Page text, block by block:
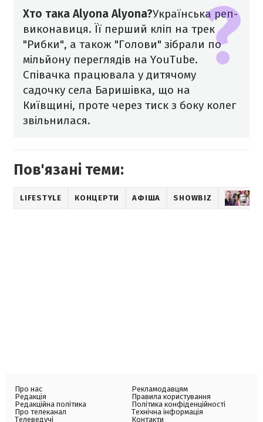
Хто така Alyona Alyona?Українська реп-
виконавиця. Її перший кліп на трек
"Рибки", а також "Голови" зібрали по
мільйону переглядів на YouTube.
Співачка працювала у дитячому
садочку села Баришівка, що на
Київщині, проте через тиск з боку колег
звільнилася.
Пов'язані теми:
LIFESTYLE КОНЦЕРТИ АФІША SHOWBIZ
Про нас
Редакція
Редакційна політика
Про телеканал
Телеведучі
Рекламодавцям
Правила користування
Політика конфіденційності
Технічна інформація
Контакти